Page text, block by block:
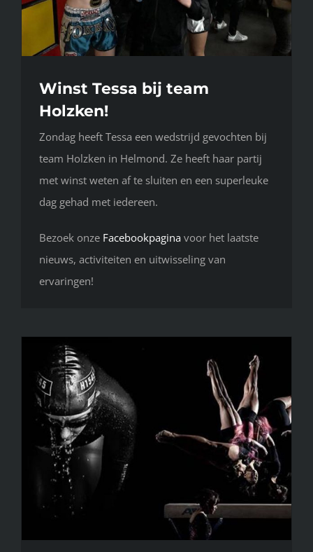
Winst Tessa bij team
Holzken!
Zondag heeft Tessa een wedstrijd gevochten bij
team Holzken in Helmond. Ze heeft haar partij
met winst weten af te sluiten en een superleuke
dag gehad met iedereen.
Bezoek onze Facebookpagina voor het laatste
nieuws, activiteiten en uitwisseling van
ervaringen!